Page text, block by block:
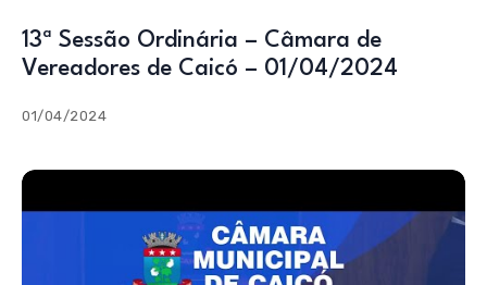
13ª Sessão Ordinária – Câmara de
Vereadores de Caicó – 01/04/2024
01/04/2024